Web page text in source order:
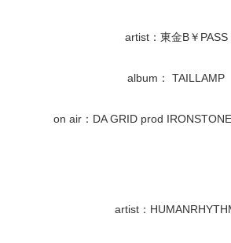
artist：東金B￥PASS
album： TAILLAMP
on air：DA GRID prod
artist：